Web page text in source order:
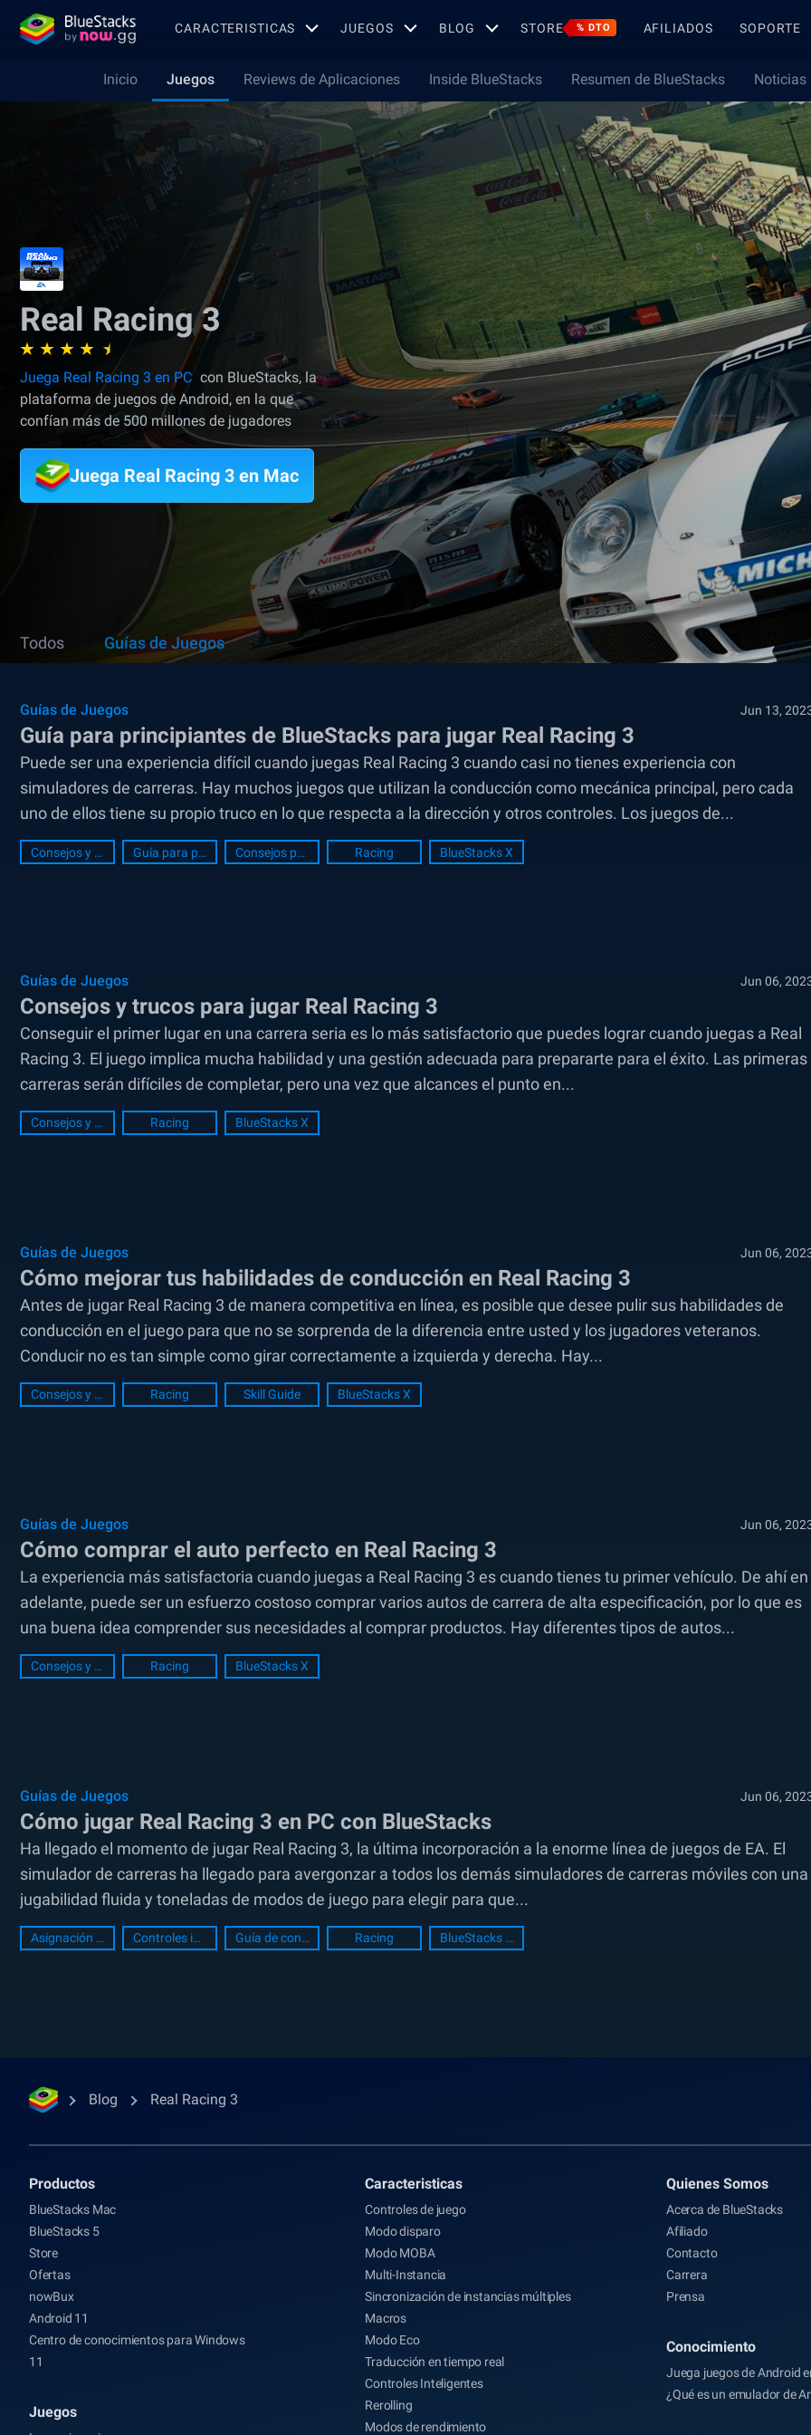
CARACTERISTICAS JUEGOS BLOG STORE % DTO AFILIADOS SOPORTE
Inicio Juegos Reviews de Aplicaciones Inside BlueStacks Resumen de BlueStacks Noticias
Real Racing 3
Juega Real Racing 3 en PC con BlueStacks, la
plataforma de juegos de Android, en la que
confían más de 500 millones de jugadores
Juega Real Racing 3 en Mac
Todos Guías de Juegos
Guías de Juegos Jun 13,
Guía para principiantes de BlueStacks para jugar Real Racing 3
Puede ser una experiencia difícil cuando juegas Real Racing 3 cuando casi no tienes experiencia con
simuladores de carreras. Hay muchos juegos que utilizan la conducción como mecánica principal, pero cada
uno de ellos tiene su propio truco en lo que respecta a la dirección y otros controles. Los juegos de...
Consejos y Trucos Guía para principiantes Consejos para principiantes Racing BlueStacks X
Guías de Juegos Jun 06,
Consejos y trucos para jugar Real Racing 3
Conseguir el primer lugar en una carrera seria es lo más satisfactorio que puedes lograr cuando juegas a Real
Racing 3. El juego implica mucha habilidad y una gestión adecuada para prepararte para el éxito. Las primeras
carreras serán difíciles de completar, pero una vez que alcances el punto en...
Consejos y Trucos Racing BlueStacks X
Guías de Juegos Jun 06,
Cómo mejorar tus habilidades de conducción en Real Racing 3
Antes de jugar Real Racing 3 de manera competitiva en línea, es posible que desee pulir sus habilidades de
conducción en el juego para que no se sorprenda de la diferencia entre usted y los jugadores veteranos.
Conducir no es tan simple como girar correctamente a izquierda y derecha. Hay...
Consejos y Trucos Racing Skill Guide BlueStacks X
Guías de Juegos Jun 06,
Cómo comprar el auto perfecto en Real Racing 3
La experiencia más satisfactoria cuando juegas a Real Racing 3 es cuando tienes tu primer vehículo. De ahí en
adelante, puede ser un esfuerzo costoso comprar varios autos de carrera de alta especificación, por lo que es
una buena idea comprender sus necesidades al comprar productos. Hay diferentes tipos de autos...
Consejos y Trucos Racing BlueStacks X
Guías de Juegos Jun 06,
Cómo jugar Real Racing 3 en PC con BlueStacks
Ha llegado el momento de jugar Real Racing 3, la última incorporación a la enorme línea de juegos de EA. El
simulador de carreras ha llegado para avergonzar a todos los demás simuladores de carreras móviles con una
jugabilidad fluida y toneladas de modos de juego para elegir para que...
Asignación de teclas Controles inteligentes Guía de configuración de PC Racing BlueStacks Setup
Blog Real Racing 3
Productos
BlueStacks Mac
BlueStacks 5
Store
Ofertas
nowBux
Android 11
Centro de conocimientos para Windows
11
Juegos
Caracteristicas
Controles de juego
Modo disparo
Modo MOBA
Multi-Instancia
Sincronización de instancias múltiples
Macros
Modo Eco
Traducción en tiempo real
Controles Inteligentes
Rerolling
Modos de rendimiento
Quienes Somos
Acerca de BlueStacks
Afiliado
Contacto
Carrera
Prensa
Conocimiento
Juega juegos de Android
¿Qué es un emulador de